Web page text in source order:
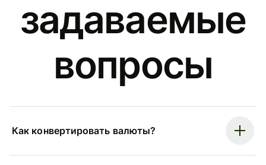
задаваемые
вопросы
Как конвертировать валюты?